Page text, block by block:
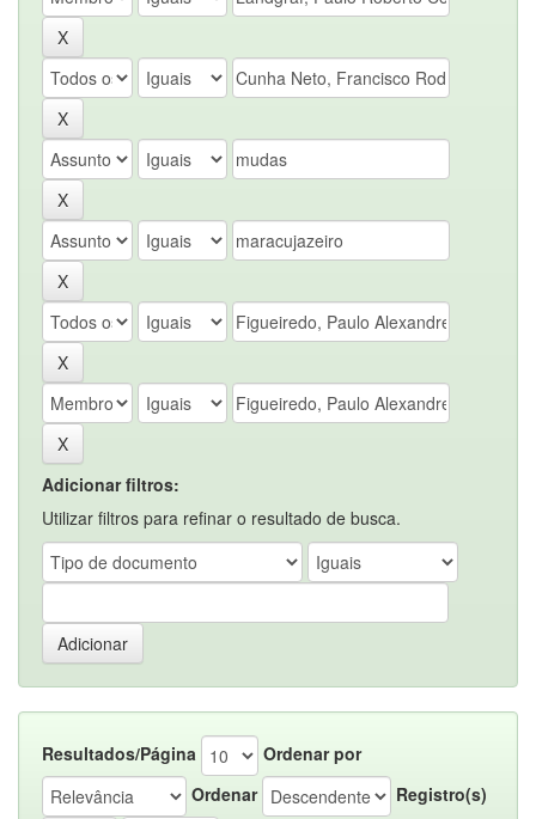
Adicionar filtros:
Utilizar filtros para refinar o resultado de busca.
Resultados/Página
Ordenar por
Ordenar
Registro(s)